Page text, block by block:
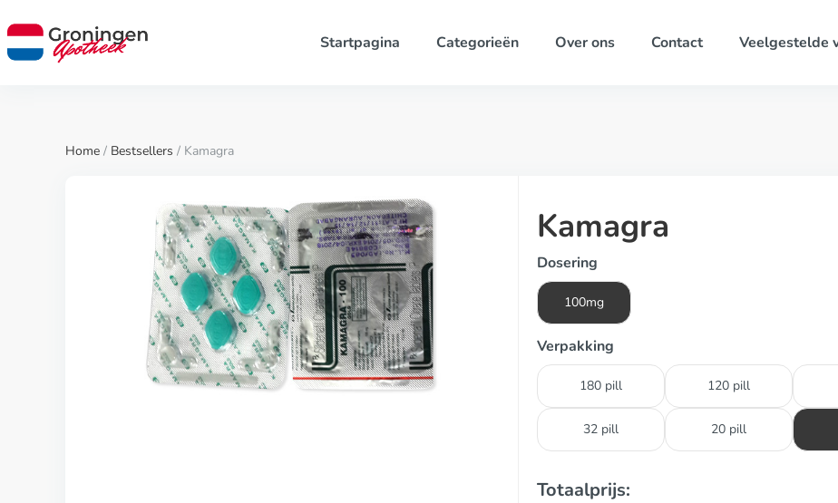
Startpagina Categorieën Over ons Contact Veelgestelde
Home / Bestsellers / Kamagra
Kamagra
Dosering
100mg
Verpakking
180 pill 120 pill
32 pill 20 pill
Totaalprijs: